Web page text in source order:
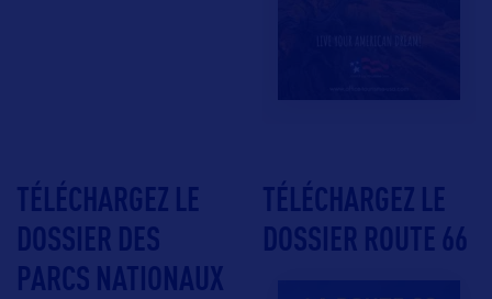
TÉLÉCHARGEZ LE
DOSSIER DES
PARCS NATIONAUX
TÉLÉCHARGEZ LE
DOSSIER ROUTE 66